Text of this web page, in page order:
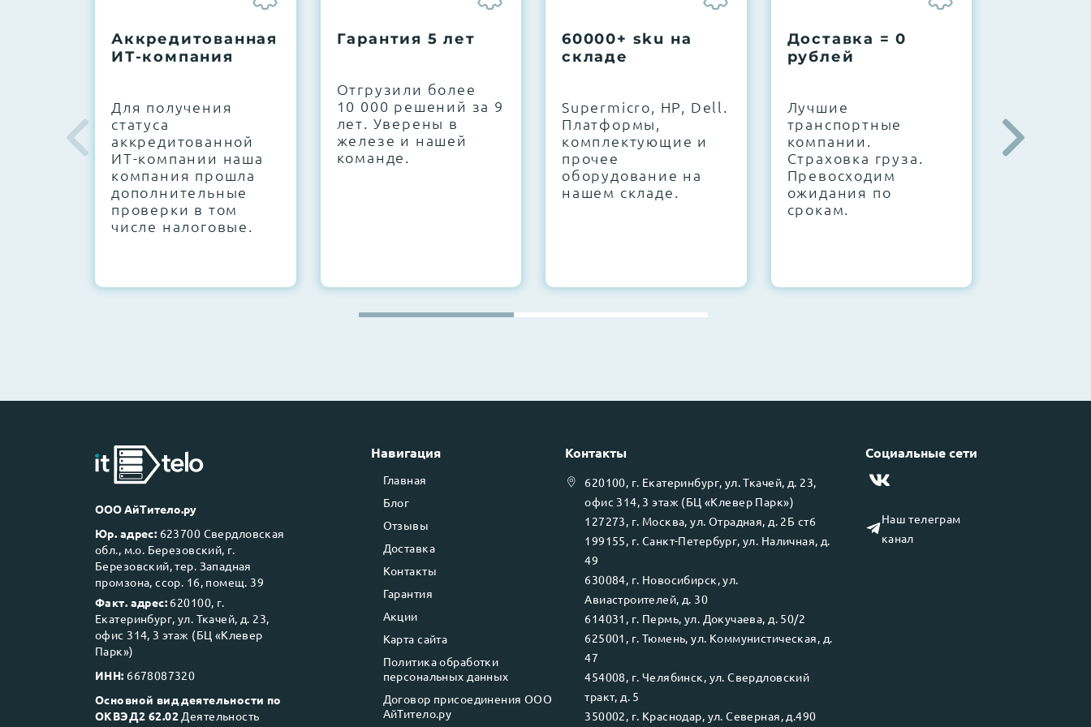
Next Business Day (NBD)
Аккредитованная
ИТ-компания
Для получения
статуса
аккредитованной
ИТ-компании наша
компания прошла
дополнительные
проверки в том
числе налоговые.
Гарантия 5 лет
Отгрузили более
10 000 решений за 9
лет. Уверены в
железе и нашей
команде.
60000+ sku на
складе
Supermicro, HP, Dell.
Платформы,
комплектующие и
прочее
оборудование на
нашем складе.
Доставка = 0
рублей
Лучшие
транспортные
компании.
Страховка груза.
Превосходим
ожидания по
срокам.
штате.
10000+
ООО АйТитело.ру
Юр. адрес: 623700 Свердловская
обл., м.о. Березовский, г.
Березовский, тер. Западная
промзона, ссор. 16, помещ. 39
Факт. адрес: 620100, г.
Екатеринбург, ул. Ткачей, д. 23,
офис 314, 3 этаж (БЦ «Клевер
Парк»)
ИНН: 6678087320
Основной вид деятельности по
ОКВЭД2 62.02 Деятельность
Навигация
Главная
Блог
Отзывы
Доставка
Контакты
Гарантия
Акции
Карта сайта
Политика обработки
персональных данных
Договор присоединения ООО
АйТитело.ру
Контакты
620100, г. Екатеринбург, ул.Ткачей, д. 23,
офис 314, 3 этаж (БЦ «Клевер Парк»)
127273, г. Москва, ул. Отрадная, д. 2Б ст6
199155, г. Санкт-Петербург, ул. Наличная, д.
49
630084, г. Новосибирск, ул.
Авиастроителей, д. 30
614031 , г. Пермь, ул. Докучаева, д. 50/2
625001 , г. Тюмень, ул. Коммунистическая, д.
47
454008, г. Челябинск, ул.Свердловский
тракт, д. 5
350002, г. Краснодар, ул.Северная, д.490
Социальные сети
Наш телеграм
канал